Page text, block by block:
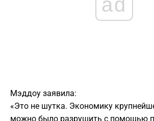
Мэддоу заявила:
«Это не шутка. Экономику
можно было разрушить с помощью